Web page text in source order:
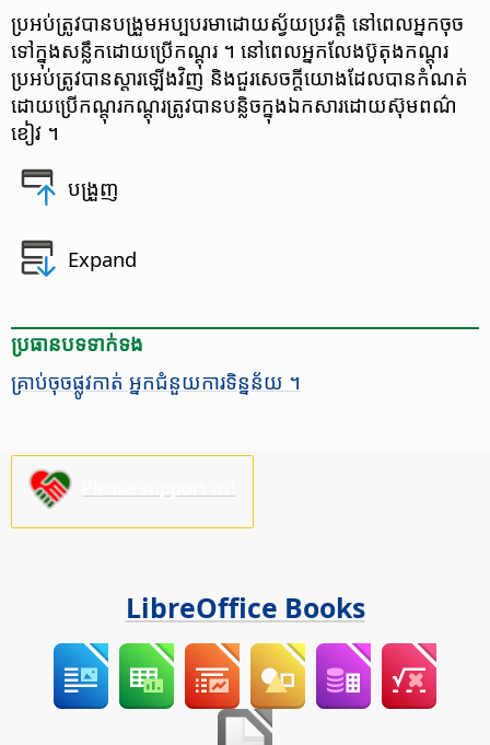
ប្រអប់​ត្រូវ​បាន​បង្រួម​អប្ប​បរមា​ដោយ​ស្វ័យ​ប្រវត្តិ នៅ​ពេល​អ្នក​ចុច​
ទៅ​ក្នុង​សន្លឹក​ដោយ​ប្រើ​កណ្តុរ ។ នៅ​ពេល​អ្នក​លែង​ប៊ូតុង​កណ្តុរ
ប្រអប់​ត្រូវ​បាន​ស្តារ​ឡើង​វិញ និង​​ជួរ​សេចក្តី​យោង​ដែល​បាន​កំណត់​
ដោយ​ប្រើ​កណ្តុរ​​កណ្តុរ​ត្រូវ​បាន​បន្លិច​ក្នុង​ឯកសារ​ដោយ​ស៊ុម​ពណ៌​
ខៀវ ។
បង្រួញ
Expand
ប្រធានបទ​ទាក់ទង
គ្រាប់​ចុច​ផ្លូវ​កាត់ អ្នក​ជំនួយ​ការ​ទិន្នន័យ ។
LibreOffice Books